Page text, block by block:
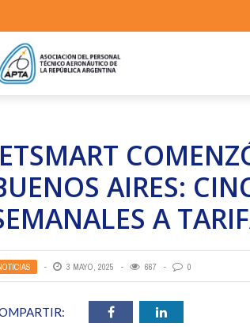
AIRES:
A
3 MAYO, 2025 667 0